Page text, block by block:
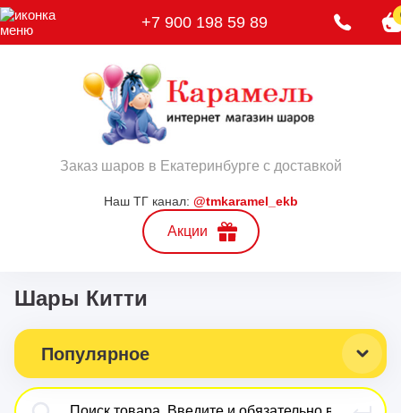
+7 900 198 59 89
Заказ шаров в Екатеринбурге с доставкой
Наш ТГ канал: @tmkaramel_ekb
Акции
Шары Китти
Популярное